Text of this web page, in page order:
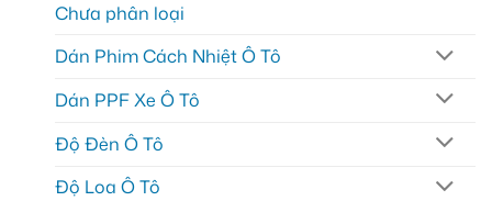
Chưa phân loại
Dán Phim Cách Nhiệt Ô Tô
Dán PPF Xe Ô Tô
Độ Đèn Ô Tô
Độ Loa Ô Tô